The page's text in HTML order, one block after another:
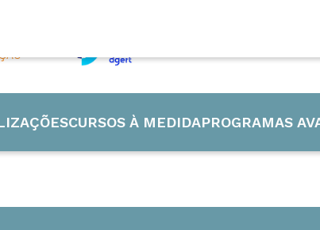
CURSOS À MEDIDAPROGRAMAS